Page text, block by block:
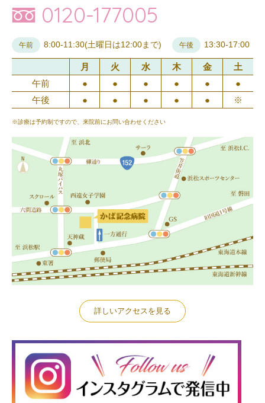
0120-177005
午前 8:00-11:30(土曜日は12:00まで) 午後 13:30-17:00
月 火 水 木 金
土
午前
● ● ● ● ●
●
午後
● ● ● ● ● ※
※診療は予約制ですので、来院前にお問い合わせください
詳しいアクセスを見る